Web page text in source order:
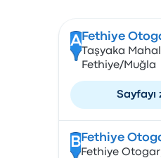
A Fethiye
Taşyaka
Fethiye/Muğla
Sayfayı
B Fethiye
Fethiye